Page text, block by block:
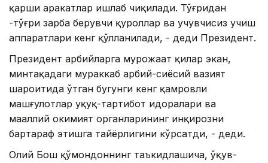
қарши ҳаракатлар ишлаб чиқилади. Тўғридан
-тўғри зарба берувчи қуроллар ва учувчисиз учиш
аппаратлари кенг қўлланилади, - деди Президент.
Президент ҳарбийларга мурожаат қилар экан,
минтақадаги мураккаб ҳарбий-сиёсий вазият
шароитида ўтган бугунги кенг қамровли
машғулотлар ҳуқуқ-тартибот идоралари ва
маҳаллий ҳокимият органларининг инқирозни
бартараф этишга тайёрлигини кўрсатди, - деди.
Олий Бош қўмондоннинг таъкидлашича, ўқув-